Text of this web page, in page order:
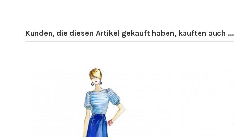
Kunden, die diesen Artikel gekauft haben, kauften auch ...